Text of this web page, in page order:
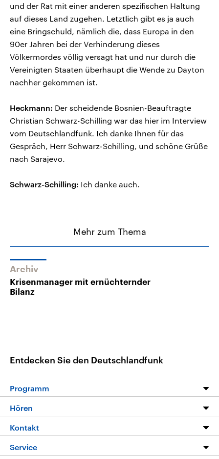
und der Rat mit einer anderen spezifischen Haltung
auf dieses Land zugehen. Letztlich gibt es ja auch
eine Bringschuld, nämlich die, dass Europa in den
90er Jahren bei der Verhinderung dieses
Völkermordes völlig versagt hat und nur durch die
Vereinigten Staaten überhaupt die Wende zu Dayton
nachher gekommen ist.
Heckmann: Der scheidende Bosnien-Beauftragte
Christian Schwarz-Schilling war das hier im Interview
vom Deutschlandfunk. Ich danke Ihnen für das
Gespräch, Herr Schwarz-Schilling, und schöne Grüße
nach Sarajevo.
Schwarz-Schilling: Ich danke auch.
Mehr zum Thema
Archiv
Krisenmanager mit ernüchternder
Bilanz
Entdecken Sie den Deutschlandfunk
Programm
Programm
Die Nachrichten
Nachrichtenleicht
Hören
Livestream
Podcasts
Kontakt
Hörerservice
Service